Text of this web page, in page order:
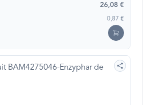
26,08 €
0,87 €